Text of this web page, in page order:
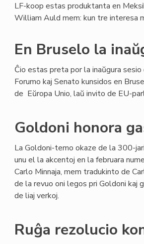
LF-koop estas produktanta en
William Auld mem: kun tre interesa
En Bruselo la
Ĉio estas preta por la inaŭgura
Forumo kaj Senato kunsidos en
de Eŭropa Unio, laŭ invito de EU-
Goldoni honora
La Goldoni-temo okaze de la 300-
unu el la akcentoj en la februara
Carlo Minnaja, mem tradukinto de
de la revuo oni legos pri Goldoni kaj
de liaj verkoj.
Ruĝa rezolucio